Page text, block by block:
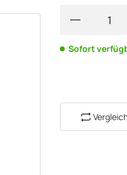
Sofort